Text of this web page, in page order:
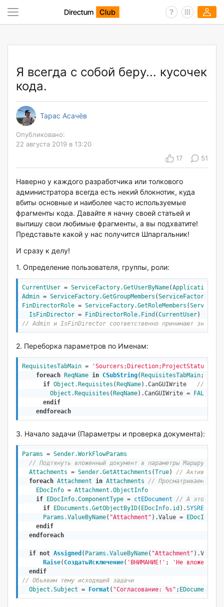
Я всегда с собой беру... кусочек
кода.
Тарас Асачёв
Опубликовано:
22 августа 2019 в 13:20
17
51
Наверно у каждого разработчика или толкового
администратора всегда есть некий блокнотик, куда
вбиты основные и наиболее часто используемые
фрагменты кода. Давайте я начну своей статьей и
выпишу свои любимые фрагменты, а вы подхватите!
Представьте какой у нас получится Шпаргальник!
И сразу к делу!
1. Определение пользователя, группы, роли:
CurrentUser = ServiceFactory.GetUserByName(Application
Admin = ServiceFactory.GetGroupMembers (ServiceFactory
FinDirectorRole = ServiceFactory.GetRoleMembers (
IsFinDirector = FinDirectorRole.Find (CurrentUser
// Admin и IsFinDirector соответственно принимают
2. Переборка параметров по Именам:
RequisitesTabMain =
foreach
ReqName in CSubString( RequisitesTabMain;
if Object .Requisites ( ReqName).CanGUIWrite //
Object .Requisites ( ReqName).CanGUIWrite = FALSE
endif
endforeach
3. Начало задачи (Параметры и проверка документа):
Params = Sender.WorkFlowParams
// Подтянуть вложенный документ в параметры Маршрута
Attachments = Sender.GetAttachments (True) // Активируем
foreach Attachment in Attachments
// Просматриваем
EDocInfo = Attachment.ObjectInfo
if
EDocInfo.ComponentType = ctEDocument
// А это
if
EDocuments .GetObjectByID( EDocInfo.id ).
Params.ValueByName( "Attachment" ).Value = EDocInfo
endif
endforeach
if not Assigned ( Params.ValueByName( "Attachment"
Raise(СоздатьИсключение( 'ВНИМАНИЕ!' ;
'Не вложен
endif
// Объявим тему исходящей задачи
Object .Subject = Format( "Согласование: %s" ; EDocuments